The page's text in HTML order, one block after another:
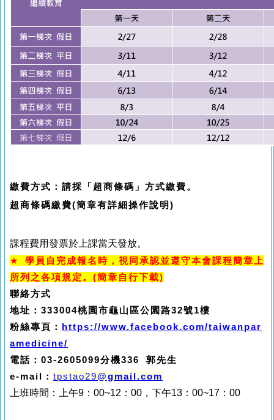
繳費方式：請採「超商條碼」方式繳費。
超商條碼繳費(簡章有詳細操作說明)
課程費用發票於上課當天發放。
★
學員自完成報名時，視同承認並遵守本會課程簡章上
所列之各項規定。(簡章自行下載)
聯絡方式
地址：333004桃園市龜山區公園路32號1樓
粉絲專頁： https://www.facebook.com/taiwanpar
amedicine/
電話： 03-2605099分機336 郭先生
e-mail ： tpstao29@gmail.com
上班時間：上午9：00~12：00，下午13：00~17：00